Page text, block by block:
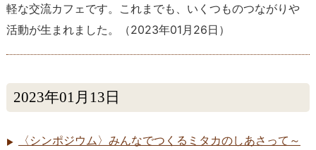
軽な交流カフェです。これまでも、いくつものつながりや
活動が生まれました。
（2023年01月26日 ）
2023年01月13日
〈シンポジウム〉みんなでつくるミタカのしあさって～